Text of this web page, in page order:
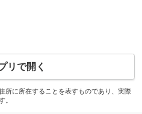
リで開く
所に所在することを表すものであり、実際
。